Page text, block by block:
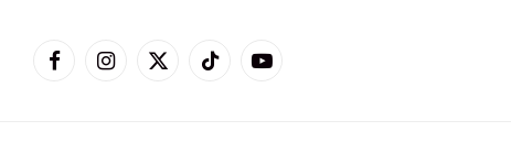
FacebookInstagram
X
TikTokYouTube